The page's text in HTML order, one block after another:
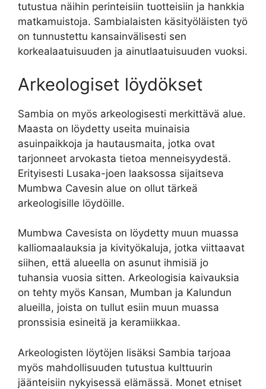
tutustua näihin perinteisiin tuotteisiin ja hankkia
matkamuistoja. Sambialaisten käsityöläisten työ
on tunnustettu kansainvälisesti sen
korkealaatuisuuden ja ainutlaatuisuuden vuoksi.
Arkeologiset löydökset
Sambia on myös arkeologisesti merkittävä alue.
Maasta on löydetty useita muinaisia
asuinpaikkoja ja hautausmaita, jotka ovat
tarjonneet arvokasta tietoa menneisyydestä.
Erityisesti Lusaka-joen laaksossa sijaitseva
Mumbwa Cavesin alue on ollut tärkeä
arkeologisille löydöille.
Mumbwa Cavesista on löydetty muun muassa
kalliomaalauksia ja kivityökaluja, jotka viittaavat
siihen, että alueella on asunut ihmisiä jo
tuhansia vuosia sitten. Arkeologisia kaivauksia
on tehty myös Kansan, Mumban ja Kalundun
alueilla, joista on tullut esiin muun muassa
pronssisia esineitä ja keramiikkaa.
Arkeologisten löytöjen lisäksi Sambia tarjoaa
myös mahdollisuuden tutustua kulttuurin
jäänteisiin nykyisessä elämässä. Monet etniset